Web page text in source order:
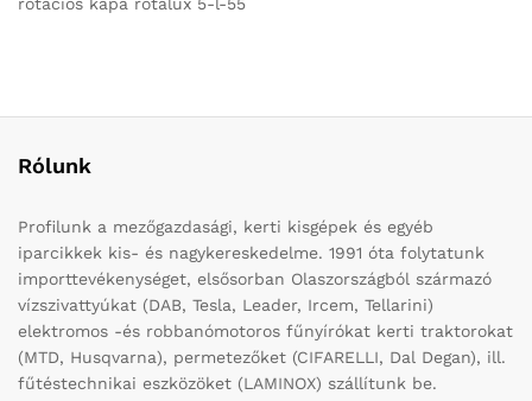
rotacios kapa rotalux 5-l-55
Rólunk
Profilunk a mezőgazdasági, kerti kisgépek és egyéb
iparcikkek kis- és nagykereskedelme. 1991 óta folytatunk
importtevékenységet, elsősorban Olaszországból származó
vízszivattyúkat (DAB, Tesla, Leader, Ircem, Tellarini)
elektromos -és robbanómotoros fűnyírókat kerti traktorokat
(MTD, Husqvarna), permetezőket (CIFARELLI, Dal Degan), ill.
fűtéstechnikai eszközöket (LAMINOX) szállítunk be.